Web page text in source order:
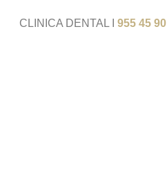
CLINICA DENTAL I 955 45